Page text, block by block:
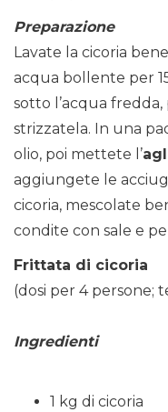
Preparazione
Lavate la cicoria
acqua bollente per
sotto l’acqua
strizzatela. In una
olio, poi mettete l’
aggiungete le
cicoria, mescolate
condite con sale e
Frittata di cicoria
(dosi per 4 persone;
Ingredienti
1 kg di cicoria